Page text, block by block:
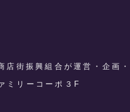
店街振興組合が運営・企画
リーコーポ３F